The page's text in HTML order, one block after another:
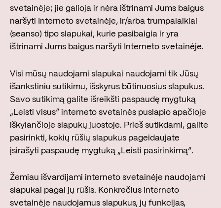
svetainėje; jie galioja ir nėra ištrinami Jums baigus
naršyti Interneto svetainėje, ir/arba trumpalaikiai
(seanso) tipo slapukai, kurie pasibaigia ir yra
ištrinami Jums baigus naršyti Interneto svetainėje.
Visi mūsų naudojami slapukai naudojami tik Jūsų
išankstiniu sutikimu, išskyrus būtinuosius slapukus.
Savo sutikimą galite išreikšti paspaudę mygtuką
„Leisti visus“ interneto svetainės puslapio apačioje
iškylančioje slapukų juostoje. Prieš sutikdami, galite
pasirinkti, kokių rūšių slapukus pageidaujate
įsirašyti paspaudę mygtuką „Leisti pasirinkimą“.
Žemiau išvardijami interneto svetainėje naudojami
slapukai pagal jų rūšis. Konkrečius interneto
svetainėje naudojamus slapukus, jų funkcijas,